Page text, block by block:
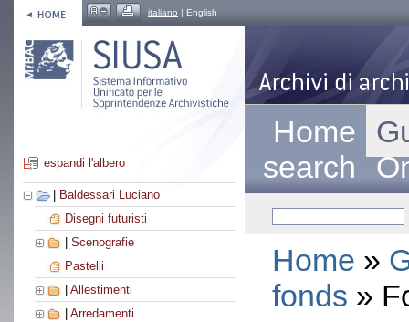
italiano | English
espandi l'albero
Baldessari Luciano
Disegni futuristi
Scenografie
Pastelli
Allestimenti
Arredamenti
Home
search
Home »
fonds »